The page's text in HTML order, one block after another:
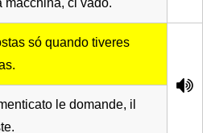
macchina, ci vado.
só quando tiveres
le domande, il